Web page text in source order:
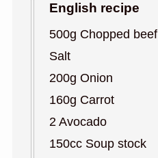
English recipe
500g Chopped beef
Salt
200g Onion
160g Carrot
2 Avocado
150cc Soup stock